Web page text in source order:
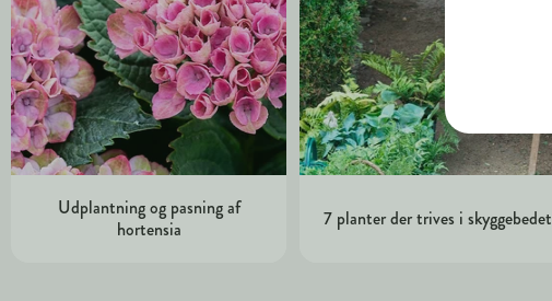
Udplantning og pasning af
hortensia
7 planter der trives i skyggebedet